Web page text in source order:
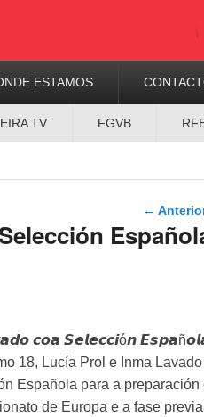
ESTAMOS
TV FGVB
←
𝙘𝙤𝙖 𝙎𝙚𝙡𝙚𝙘𝙘𝙞ó𝙣
18, Lucía Prol e Inma
Española para a preparación
de Europa e a fase